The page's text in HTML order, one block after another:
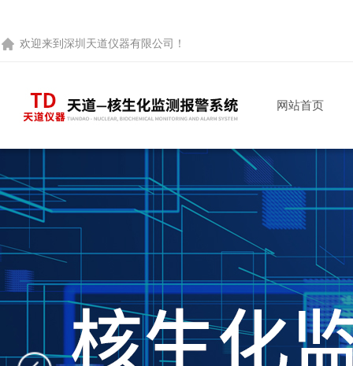
欢迎来到 深圳天道仪器有限公司 ！
网站首页